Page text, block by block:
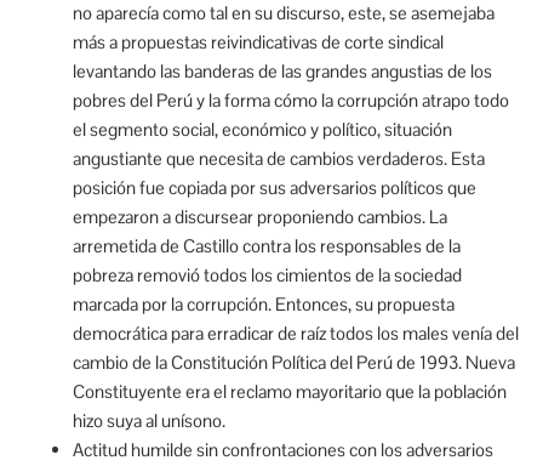
no aparecía como tal en su discurso, este, se asemejaba
más a propuestas reivindicativas de corte sindical
levantando las banderas de las grandes angustias de los
pobres del Perú y la forma cómo la corrupción atrapo todo
el segmento social, económico y político, situación
angustiante que necesita de cambios verdaderos. Esta
posición fue copiada por sus adversarios políticos que
empezaron a discursear proponiendo cambios. La
arremetida de Castillo contra los responsables de la
pobreza removió todos los cimientos de la sociedad
marcada por la corrupción. Entonces, su propuesta
democrática para erradicar de raíz todos los males venía del
cambio de la Constitución Política del Perú de 1993. Nueva
Constituyente era el reclamo mayoritario que la población
hizo suya al unísono.
Actitud humilde sin confrontaciones con los adversarios